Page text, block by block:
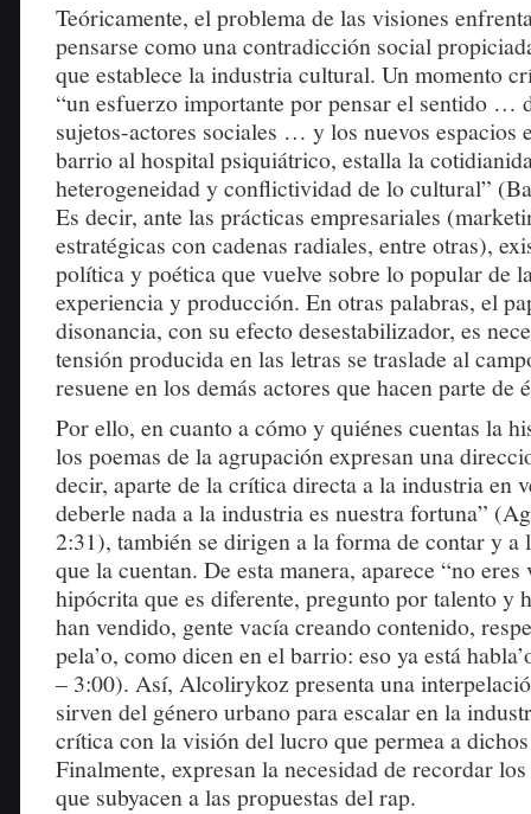
Teóricamente, el problema de las visiones
pensarse como una contradicción social
que establece la industria cultural. Un momento
“un esfuerzo importante por pensar el sentido …
sujetos-actores sociales … y los nuevos espacios
barrio al hospital psiquiátrico, estalla la
heterogeneidad y conflictividad de lo cultural”
Es decir, ante las prácticas empresariales
estratégicas con cadenas radiales, entre otras),
política y poética que vuelve sobre lo popular de
experiencia y producción. En otras palabras, el
disonancia, con su efecto desestabilizador, es
tensión producida en las letras se traslade al
resuene en los demás actores que hacen parte de
Por ello, en cuanto a cómo y quiénes cuentas la
los poemas de la agrupación expresan una
decir, aparte de la crítica directa a la industria en
deberle nada a la industria es nuestra fortuna”
2:31), también se dirigen a la forma de contar y a
que la cuentan. De esta manera, aparece “no eres
hipócrita que es diferente, pregunto por talento y
han vendido, gente vacía creando contenido,
pela’o, como dicen en el barrio: eso ya está
– 3:00). Así, Alcolirykoz presenta una
sirven del género urbano para escalar en la
crítica con la visión del lucro que permea a
Finalmente, expresan la necesidad de recordar
que subyacen a las propuestas del rap.